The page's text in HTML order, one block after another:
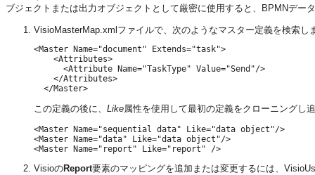
ブジェクトまたは出力オブジェクトとして厳密に使用すると、BPMNデー
VisioMasterMap.xmlファイルで、次のようなマスター定義を検索し
<Master Name="document" Extends="task">
    <Attributes>
      <Attribute Name="TaskType" Value="Send"/>
    </Attributes>
この定義の後に、 Like属性を使用して最初の定義をクローニングし
<Master Name="sequential data" Like="data object"/>
<Master Name="data" Like="data object"/>
VisioのReport要素のマッピングを追加または変更するには、